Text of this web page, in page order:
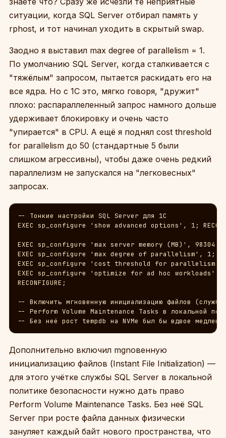
ситуации, когда SQL Server отбирал память у
rphost, и тот начинал уходить в скрытый swap.
Заодно я выставил max degree of parallelism = 1.
По умолчанию SQL Server, когда сталкивается с
"тяжёлым" запросом, пытается раскидать его на
все ядра. Но с 1С это, мягко говоря, "дружит"
плохо: распараллеленный запрос намного дольше
удерживает блокировку и очень часто
"упирается" в CPU. А ещё я поднял cost threshold
for parallelism до 50 (стандартные 5 были
слишком агрессивны), чтобы даже очень редкий
параллелизм не запускался на "легковесных"
запросах.
-- Тонкие настройки SQL Server для 1С
EXEC sp_configure 'show advanced options', 1;
EXEC sp_configure 'max server memory (MB)',
EXEC sp_configure 'max degree of parallelism', 1;
EXEC sp_configure 'cost threshold for parallelism',
EXEC sp_configure 'optimize for ad hoc workloads',
RECONFIGURE;
-- Включить мгновенную инициализацию файлов (служб.
-- Perform Volume Maintenance Tasks в локальной
-- Без неё рост tempdb на NVMe был бы вдвое
Дополнительно включил mgnoвенную
инициализацию файлов (Instant File Initialization) —
для этого учётке службы SQL Server в локальной
политике безопасности нужно дать право
Perform Volume Maintenance Tasks. Без неё SQL
Server при росте файла данных физически
зануляет каждый байт нового пространства, что